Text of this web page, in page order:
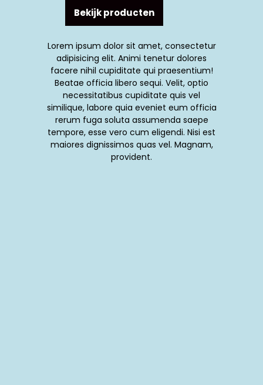
Bekijk producten
Lorem ipsum dolor sit amet, consectetur
adipisicing elit. Animi tenetur dolores
facere nihil cupiditate qui praesentium!
Beatae officia libero sequi. Velit, optio
necessitatibus cupiditate quis vel
similique, labore quia eveniet eum officia
rerum fuga soluta assumenda saepe
tempore, esse vero cum eligendi. Nisi est
maiores dignissimos quas vel. Magnam,
provident.